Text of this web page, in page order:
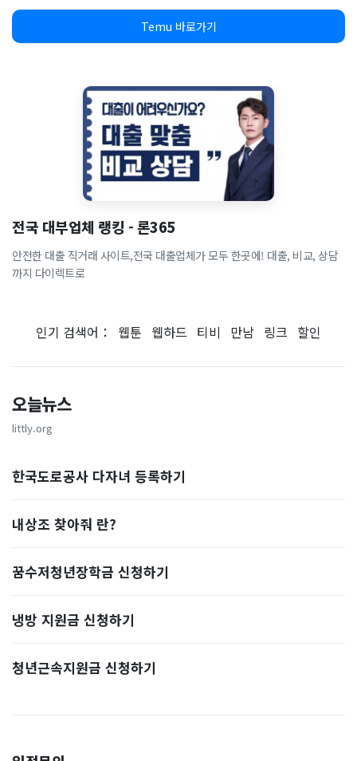
Temu 바로가기
전국 대부업체 랭킹 - 론365
안전한 대출 직거래 사이트,전국 대출업체가 모두 한곳에! 대출, 비교, 상담
까지 다이렉트로
인기 검색어： 웹툰 웹하드 티비 만남 링크 할인
오늘뉴스
littly.org
한국도로공사 다자녀 등록하기
내상조 찾아줘 란?
꿈수저청년장학금 신청하기
냉방 지원금 신청하기
청년근속지원금 신청하기